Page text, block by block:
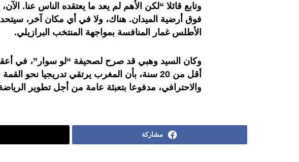
وتابع قائلا “لكن الأهم لم يعد ما يعتقده الناس عنا.
فوق أرضية الميدان. هناك، ولا في أي مكان آخر،
الأطلس غمار المنافسة بمواجهة المنتخب البرازيلي.
وكان السيد وهبي قد صرح لصحيفة “لو سوار”، في
أقل من 20 سنة، بأن المغرب يرتقي تدريجيا نحو
والاحترافي، مدفوعا بتعبئة عامة من أجل تطوير
مشاركة